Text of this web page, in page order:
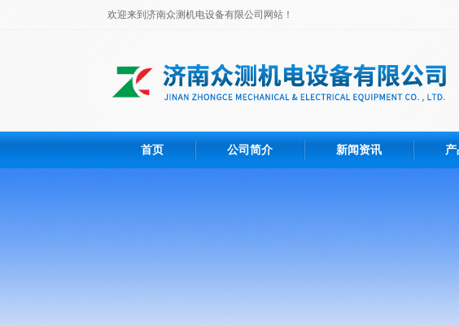
欢迎来到济南众测机电设备有限公司网站！
首页 公司简介 新闻资讯